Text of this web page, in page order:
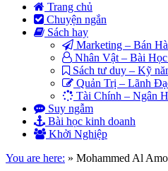
Trang chủ
Chuyện ngắn
Sách hay
Marketing – Bán
Nhân Vật – Bài
Sách tư duy – Kỹ
Quản Trị – Lãnh
Tài Chính – Ngân
Suy ngẫm
Bài học kinh doanh
Khởi Nghiệp
You are here: » Mohammed Al